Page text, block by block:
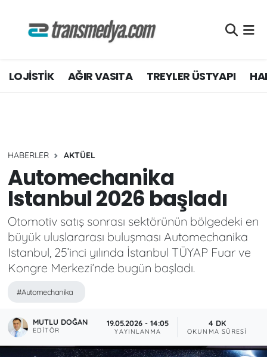
LOJİSTİK AĞIR VASITA TREYLER ÜSTYAPI
HABERLER AKTÜEL
Automechanika
Istanbul 2026 başladı
Otomotiv satış sonrası sektörünün bölgedeki en
büyük uluslararası buluşması Automechanika
Istanbul, 25’inci yılında İstanbul TÜYAP Fuar ve
Kongre Merkezi’nde bugün başladı.
#Automechanika
MUTLU DOĞAN
EDITÖR
19.05.2026 - 14:05
YAYINLANMA
4 DK
OKUNMA SÜRESI
TİCARİ ARAÇLAR
AKTÜEL
YEŞİL LOJİSTİK
EĞİTİM
Nöbetçi Eczaneler
Hava Durumu
Süper Lig Puan Durumu ve Fikstür
Tüm Manşetler
Son Dakika Haberleri
Haber Arşivi